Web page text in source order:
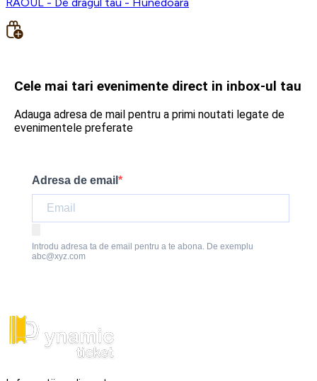
RAOUL - De dragul tau - Hunedoara
Cele mai tari evenimente direct in inbox-ul tau
Adauga adresa de mail pentru a primi noutati legate de
evenimentele preferate
Adresa de email
Introdu adresa ta de email pentru a te abona. De exemplu
abc@xyz.com